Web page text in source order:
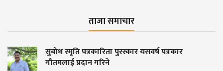
ताजा समाचार
यसवर्ष पत्रकार बिहारमा पूजापछि सय बढी